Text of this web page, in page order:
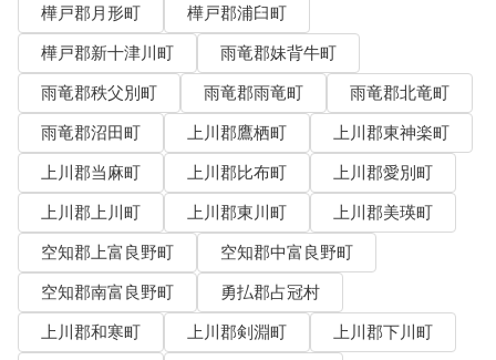
樺戸郡月形町
樺戸郡浦臼町
樺戸郡新十津川町
雨竜郡妹背牛町
雨竜郡秩父別町
雨竜郡雨竜町
雨竜郡北竜町
雨竜郡沼田町
上川郡鷹栖町
上川郡東神楽町
上川郡当麻町
上川郡比布町
上川郡愛別町
上川郡上川町
上川郡東川町
上川郡美瑛町
空知郡上富良野町
空知郡中富良野町
空知郡南富良野町
勇払郡占冠村
上川郡和寒町
上川郡剣淵町
上川郡下川町